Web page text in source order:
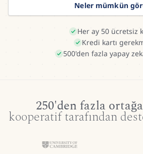
Neler mümkün
Her ay 50 ücretsiz
Kredi kartı
500'den fazla yapay
250'den fazla ortağa
kooperatif tarafından